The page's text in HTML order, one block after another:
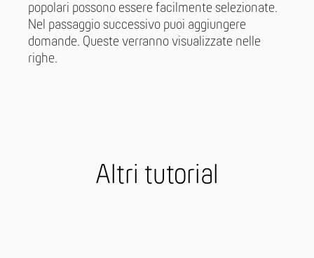
popolari possono essere facilmente selezionate.
Nel passaggio successivo puoi aggiungere
domande. Queste verranno visualizzate nelle
righe.
Altri tutorial